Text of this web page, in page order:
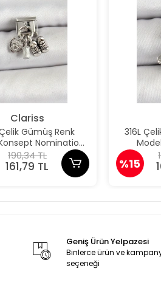
Clariss
Gümüş Renk
Nomination
Charm
190,34 TL
161,79 TL
316L
%15
Geniş Ürün Yelpazesi
Binlerce ürün ve
seçeneği